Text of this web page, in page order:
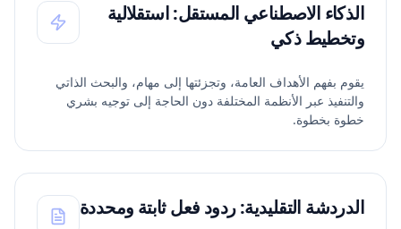
الذكاء الاصطناعي المستقل: استقلالية
وتخطيط ذكي
يقوم بفهم الأهداف العامة، وتجزئتها إلى مهام، والبحث الذاتي
والتنفيذ عبر الأنظمة المختلفة دون الحاجة إلى توجيه بشري
خطوة بخطوة.
الدردشة التقليدية: ردود فعل ثابتة ومحددة